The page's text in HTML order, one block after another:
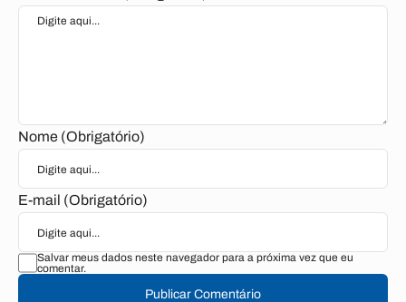
Nome (Obrigatório)
E-mail (Obrigatório)
Salvar meus dados neste navegador para a próxima vez que eu
comentar.
Publicar Comentário